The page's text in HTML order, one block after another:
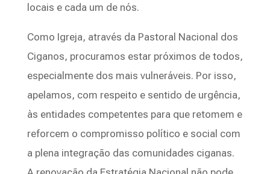
locais e cada um de nós.
Como Igreja, através da Pastoral Nacional dos
Ciganos, procuramos estar próximos de todos,
especialmente dos mais vulneráveis. Por isso,
apelamos, com respeito e sentido de urgência,
às entidades competentes para que retomem e
reforcem o compromisso político e social com
a plena integração das comunidades ciganas.